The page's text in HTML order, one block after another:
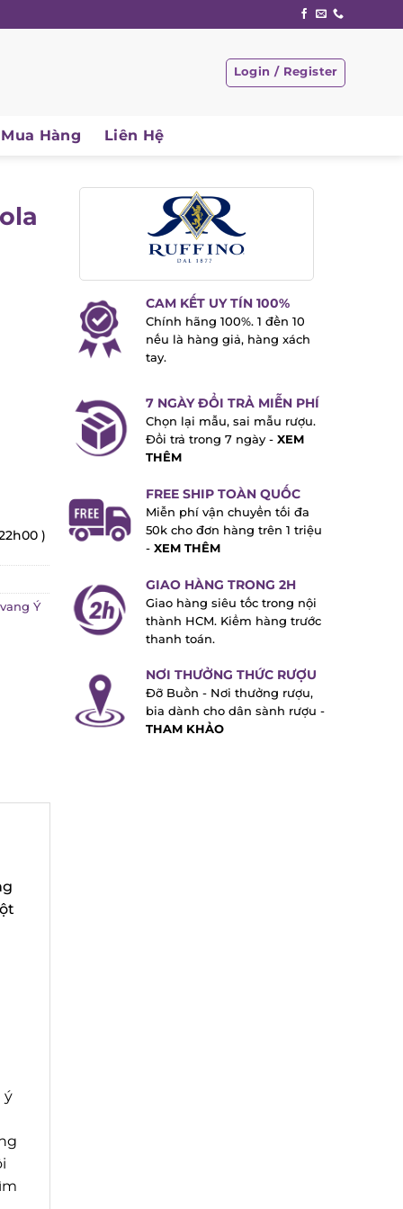
Login / Register
Hàng Liên Hệ
)
Ý
CAM KẾT UY TÍN 100%
Chính hãng 100%. 1 đền 10
nếu là hàng giả, hàng xách
tay.
7 NGÀY ĐỔI TRẢ MIỄN PHÍ
Chọn lại mẫu, sai mẫu rượu.
Đổi trả trong 7 ngày -XEM
THÊM
FREE SHIP TOÀN QUỐC
Miễn phí vận chuyển tối đa
50k cho đơn hàng trên 1 triệu
XEM THÊM
GIAO HÀNG TRONG 2H
Giao hàng siêu tốc trong nội
thành HCM. Kiểm hàng trước
thanh toán.
NƠI THƯỞNG THỨC RƯỢU
Đỡ Buồn - Nơi thưởng rượu,
bia dành cho dân sành rượu -
THAM KHẢO